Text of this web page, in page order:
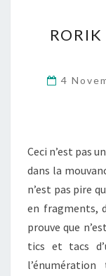
4
Ceci n’est pas
dans la
n’est pas pire
en fragments,
prouve que
tics et tacs